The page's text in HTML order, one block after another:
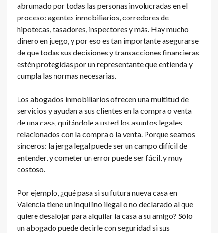
abrumado por todas las personas involucradas en el
proceso: agentes inmobiliarios, corredores de
hipotecas, tasadores, inspectores y más. Hay mucho
dinero en juego, y por eso es tan importante asegurarse
de que todas sus decisiones y transacciones financieras
estén protegidas por un representante que entienda y
cumpla las normas necesarias.
Los abogados inmobiliarios ofrecen una multitud de
servicios y ayudan a sus clientes en la compra o venta
de una casa, quitándole a usted los asuntos legales
relacionados con la compra o la venta. Porque seamos
sinceros: la jerga legal puede ser un campo difícil de
entender, y cometer un error puede ser fácil, y muy
costoso.
Por ejemplo, ¿qué pasa si su futura nueva casa en
Valencia tiene un inquilino ilegal o no declarado al que
quiere desalojar para alquilar la casa a su amigo? Sólo
un abogado puede decirle con seguridad si sus